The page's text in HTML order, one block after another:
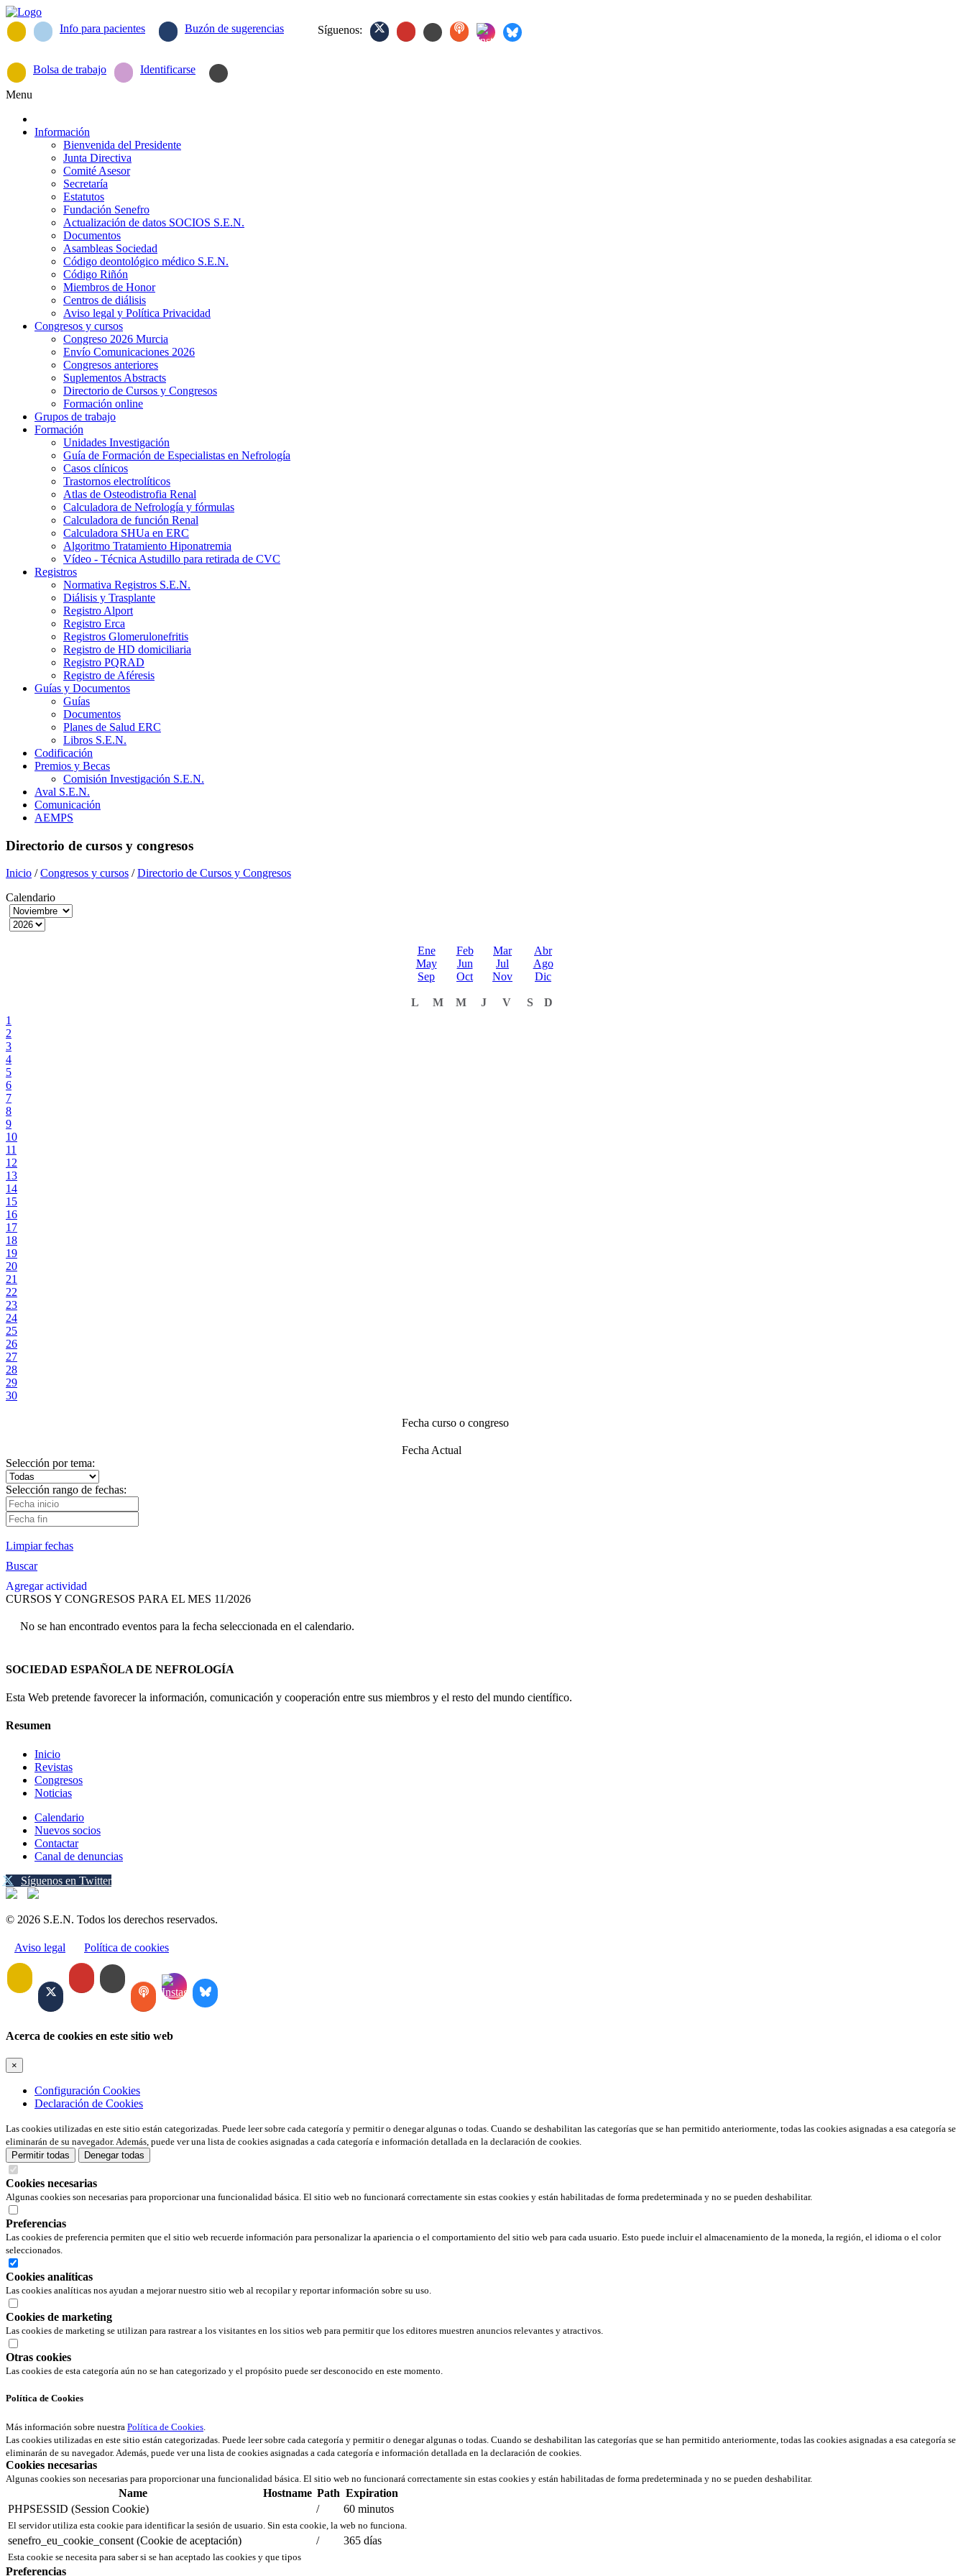
Info para pacientes Buzón de sugerencias Síguenos:
Bolsa de trabajo Identificarse
Menu
Información
Bienvenida del Presidente
Junta Directiva
Comité Asesor
Secretaría
Estatutos
Fundación Senefro
Actualización de datos SOCIOS S.E.N.
Documentos
Asambleas Sociedad
Código deontológico médico S.E.N.
Código Riñón
Miembros de Honor
Centros de diálisis
Aviso legal y Política Privacidad
Congresos y cursos
Congreso 2026 Murcia
Envío Comunicaciones 2026
Congresos anteriores
Suplementos Abstracts
Directorio de Cursos y Congresos
Formación online
Grupos de trabajo
Formación
Unidades Investigación
Guía de Formación de Especialistas en Nefrología
Casos clínicos
Trastornos electrolíticos
Atlas de Osteodistrofia Renal
Calculadora de Nefrología y fórmulas
Calculadora de función Renal
Calculadora SHUa en ERC
Algoritmo Tratamiento Hiponatremia
Vídeo - Técnica Astudillo para retirada de CVC
Registros
Normativa Registros S.E.N.
Diálisis y Trasplante
Registro Alport
Registro Erca
Registros Glomerulonefritis
Registro de HD domiciliaria
Registro PQRAD
Registro de Aféresis
Guías y Documentos
Guías
Documentos
Planes de Salud ERC
Libros S.E.N.
Codificación
Premios y Becas
Comisión Investigación S.E.N.
Aval S.E.N.
Comunicación
AEMPS
Directorio de cursos y congresos
Inicio /Congresos y cursos /Directorio de Cursos y Congresos
Calendario
Ene Feb Mar
Abr
May
Jun Jul
Ago
Sep
Oct Nov Dic
L M M J V S
D
1
2
3
4
5
6
7
8
9
10
11
12
13
14
15
16
17
18
19
20
21
22
23
24
25
26
27
28
29
30
Fecha curso o congreso
Fecha Actual
Selección por tema:
Selección rango de fechas:
Limpiar fechas
Buscar
Agregar actividad
CURSOS Y CONGRESOS PARA EL MES 11/2026
No se han encontrado eventos para la fecha seleccionada en el calendario.
SOCIEDAD ESPAÑOLA DE NEFROLOGÍA
Esta Web pretende favorecer la información, comunicación y cooperación entre sus miembros y el resto del mundo científico.
Resumen
Inicio
Revistas
Congresos
Noticias
Calendario
Nuevos socios
Contactar
Canal de denuncias
Síguenos en Twitter
© 2026 S.E.N. Todos los derechos reservados.
Aviso legal Política de cookies
Acerca de cookies en este sitio web
×
Configuración Cookies
Declaración de Cookies
Las cookies utilizadas en este sitio están categorizadas. Puede leer sobre cada categoría y permitir o denegar algunas o todas. Cuando se deshabilitan las categorías que se han permitido anteriormente, todas las cookies asignadas a esa categoría se
eliminarán de su navegador. Además, puede ver una lista de cookies asignadas a cada categoría e información detallada en la declaración de cookies.
Permitir todas
Denegar todas
Cookies necesarias
Algunas cookies son necesarias para proporcionar una funcionalidad básica. El sitio web no funcionará correctamente sin estas cookies y están habilitadas de forma predeterminada y no se pueden deshabilitar.
Preferencias
Las cookies de preferencia permiten que el sitio web recuerde información para personalizar la apariencia o el comportamiento del sitio web para cada usuario. Esto puede incluir el almacenamiento de la moneda, la región, el idioma o el color
seleccionados.
Cookies analíticas
Las cookies analíticas nos ayudan a mejorar nuestro sitio web al recopilar y reportar información sobre su uso.
Cookies de marketing
Las cookies de marketing se utilizan para rastrear a los visitantes en los sitios web para permitir que los editores muestren anuncios relevantes y atractivos.
Otras cookies
Las cookies de esta categoría aún no se han categorizado y el propósito puede ser desconocido en este momento.
Política de Cookies
Más información sobre nuestra Política de Cookies.
Las cookies utilizadas en este sitio están categorizadas. Puede leer sobre cada categoría y permitir o denegar algunas o todas. Cuando se deshabilitan las categorías que se han permitido anteriormente, todas las cookies asignadas a esa categoría se
eliminarán de su navegador. Además, puede ver una lista de cookies asignadas a cada categoría e información detallada en la declaración de cookies.
Cookies necesarias
Algunas cookies son necesarias para proporcionar una funcionalidad básica. El sitio web no funcionará correctamente sin estas cookies y están habilitadas de forma predeterminada y no se pueden deshabilitar.
Name Hostname Path Expiration
PHPSESSID (Session Cookie)
/ 60 minutos
El servidor utiliza esta cookie para identificar la sesión de usuario. Sin esta cookie, la web no funciona.
senefro_eu_cookie_consent (Cookie de aceptación) / 365 días
Esta cookie se necesita para saber si se han aceptado las cookies y que tipos
Preferencias